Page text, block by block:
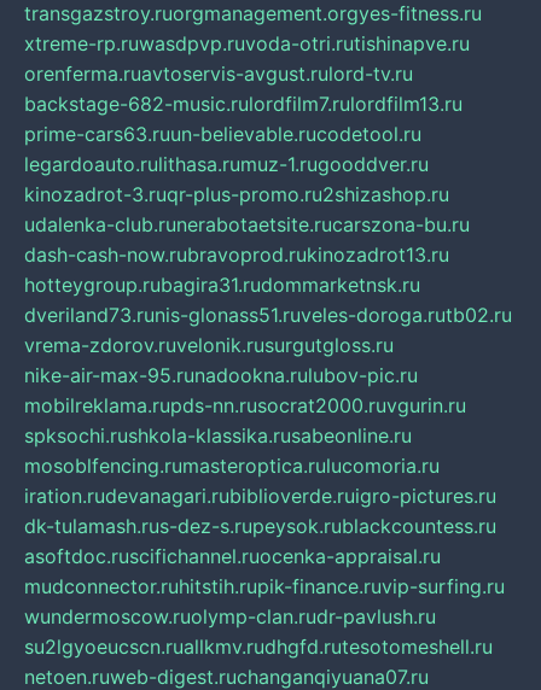
transgazstroy.ruorgmanagement.orgyes-fitness.ru
xtreme-rp.ruwasdpvp.ruvoda-otri.rutishinapve.ru
orenferma.ruavtoservis-avgust.rulord-tv.ru
backstage-682-music.rulordfilm7.rulordfilm13.ru
prime-cars63.ruun-believable.rucodetool.ru
legardoauto.rulithasa.rumuz-1.rugooddver.ru
kinozadrot-3.ruqr-plus-promo.ru2shizashop.ru
udalenka-club.runerabotaetsite.rucarszona-bu.ru
dash-cash-now.rubravoprod.rukinozadrot13.ru
hotteygroup.rubagira31.rudommarketnsk.ru
dveriland73.runis-glonass51.ruveles-doroga.rutb02.ru
vrema-zdorov.ruvelonik.rusurgutgloss.ru
nike-air-max-95.runadookna.rulubov-pic.ru
mobilreklama.rupds-nn.rusocrat2000.ruvgurin.ru
spksochi.rushkola-klassika.rusabeonline.ru
mosoblfencing.rumasteroptica.rulucomoria.ru
iration.rudevanagari.rubiblioverde.ruigro-pictures.ru
dk-tulamash.rus-dez-s.rupeysok.rublackcountess.ru
asoftdoc.ruscifichannel.ruocenka-appraisal.ru
mudconnector.ruhitstih.rupik-finance.ruvip-surfing.ru
wundermoscow.ruolymp-clan.rudr-pavlush.ru
su2lgyoeucscn.ruallkmv.rudhgfd.rutesotomeshell.ru
netoen.ruweb-digest.ruchanganqiyuana07.ru